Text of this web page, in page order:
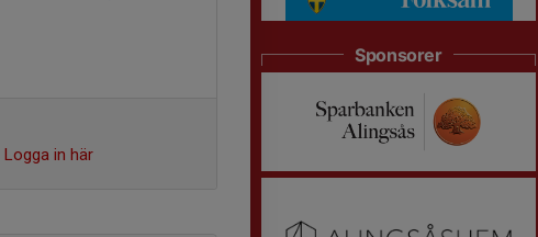
Logga in här
Sponsorer